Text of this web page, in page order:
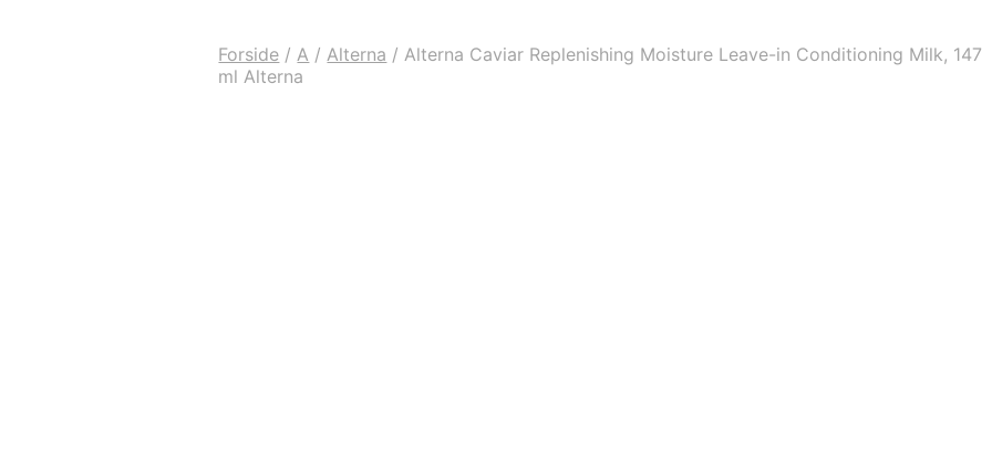
Forside / A / Alterna / Alterna Caviar Replenishing Moisture Leave-in Conditioning Milk, 147
ml Alterna